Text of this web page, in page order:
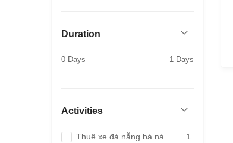
Duration
0 Days 1 Days
Activities
Thuê xe đà nẵng bà nà
1